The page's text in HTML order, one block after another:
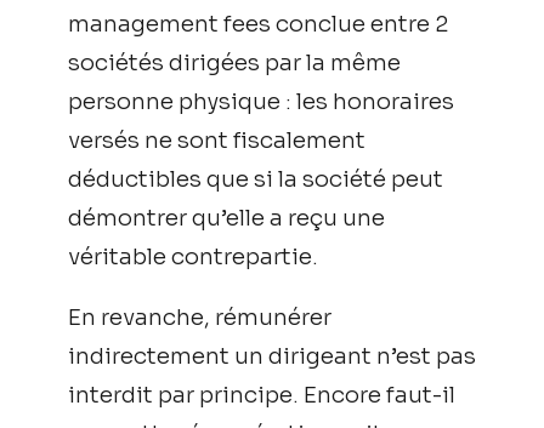
management fees conclue entre 2
sociétés dirigées par la même
personne physique : les honoraires
versés ne sont fiscalement
déductibles que si la société peut
démontrer qu’elle a reçu une
véritable contrepartie.
En revanche, rémunérer
indirectement un dirigeant n’est pas
interdit par principe. Encore faut-il